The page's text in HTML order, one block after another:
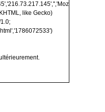
5.0
like Gecko)